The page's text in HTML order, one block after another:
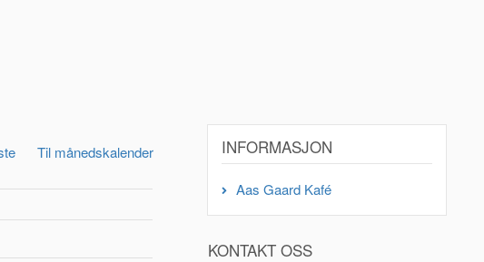
Til månedskalender INFORMASJON
Aas Gaard Kafé
KONTAKT OSS